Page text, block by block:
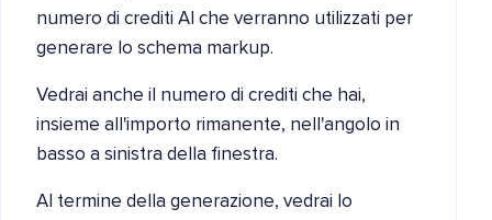
numero di crediti AI che verranno utilizzati per
generare lo schema markup.
Vedrai anche il numero di crediti che hai,
insieme all'importo rimanente, nell'angolo in
basso a sinistra della finestra.
Al termine della generazione, vedrai lo